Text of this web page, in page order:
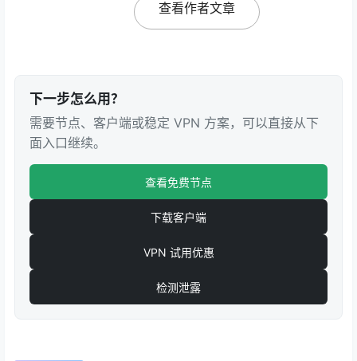
查看作者文章
下一步怎么用？
需要节点、客户端或稳定 VPN 方案，可以直接从下
面入口继续。
查看免费节点
下载客户端
VPN 试用优惠
检测泄露